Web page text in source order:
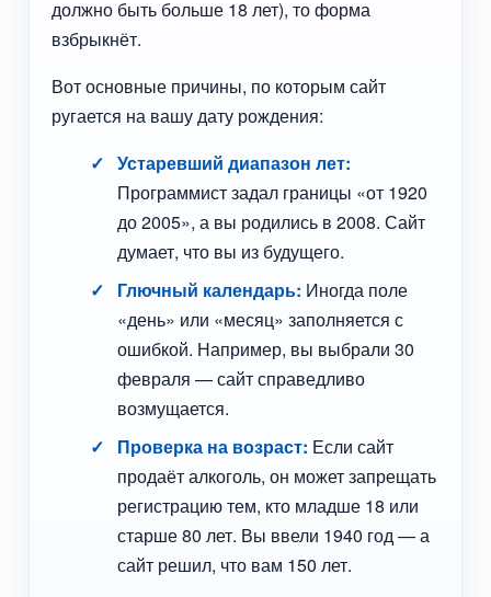
должно быть больше 18 лет), то форма
взбрыкнёт.
Вот основные причины, по которым сайт
ругается на вашу дату рождения:
Устаревший диапазон лет:
Программист задал границы «от 1920
до 2005», а вы родились в 2008. Сайт
думает, что вы из будущего.
Глючный календарь: Иногда поле
«день» или «месяц» заполняется с
ошибкой. Например, вы выбрали 30
февраля — сайт справедливо
возмущается.
Проверка на возраст: Если сайт
продаёт алкоголь, он может запрещать
регистрацию тем, кто младше 18 или
старше 80 лет. Вы ввели 1940 год — а
сайт решил, что вам 150 лет.